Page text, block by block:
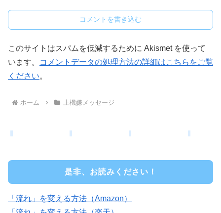
コメントを書き込む
このサイトはスパムを低減するために Akismet を使って
います。
コメントデータの処理方法の詳細はこちらをご覧
ください。
ホーム 上機嫌メッセージ
是非、お読みください！
「流れ」を変える方法（Amazon）